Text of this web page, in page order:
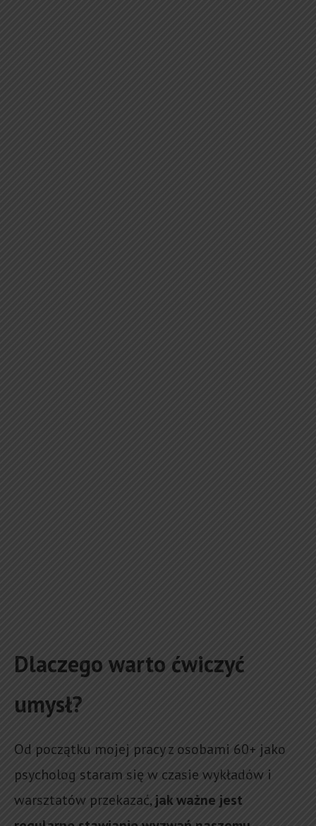
Dlaczego warto ćwiczyć
umysł?
Od początku mojej pracy z osobami 60+ jako
psycholog staram się w czasie wykładów i
warsztatów przekazać,jak ważne jest